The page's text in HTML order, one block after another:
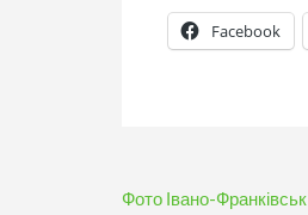
Facebook
Навігація
Фото Івано-Франківськ